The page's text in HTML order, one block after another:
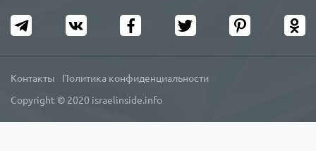
Copyright © 2020 israelinside.info
Контакты Политика конфиденциальности